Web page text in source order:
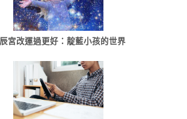
宮改運過更好：靛藍小孩的世界